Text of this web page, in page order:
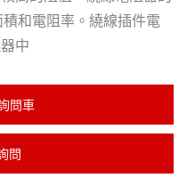
和電阻率。繞線插件電
中
問車
問